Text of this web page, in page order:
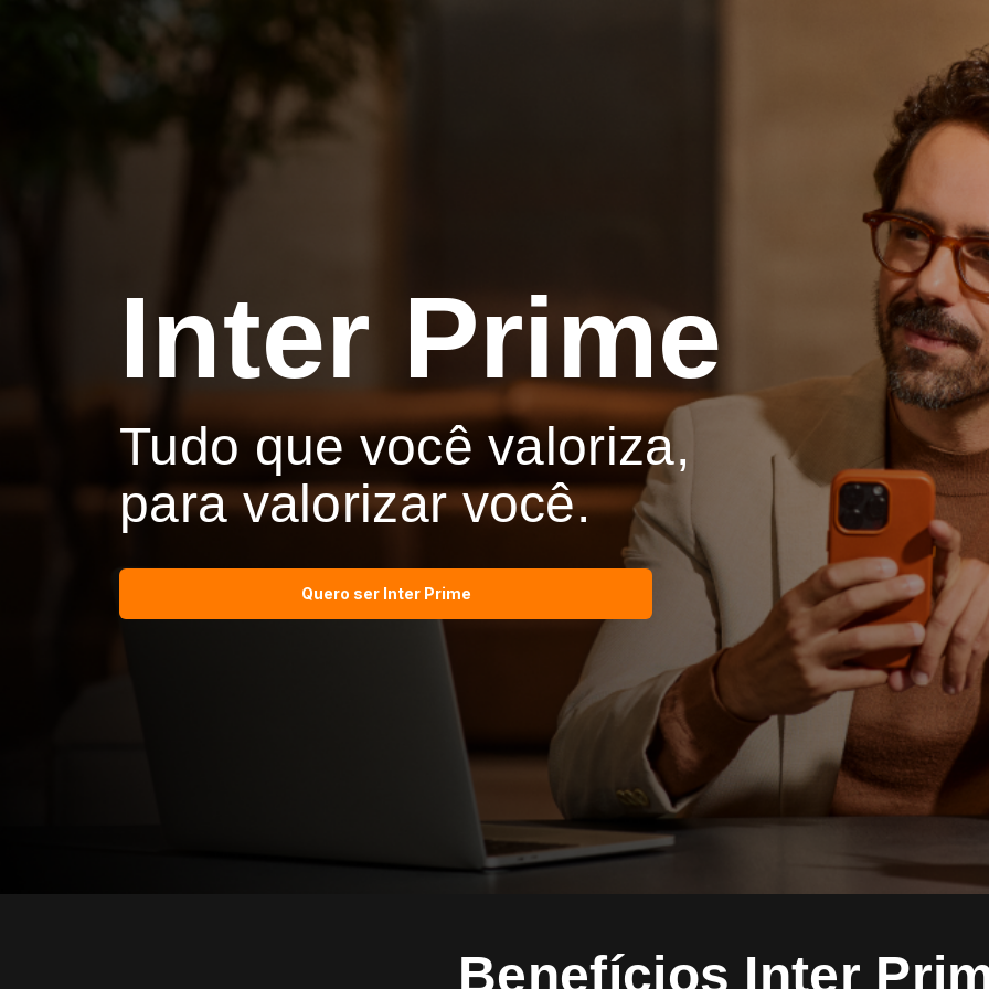
Inter Prime
Tudo que você valoriza,
para valorizar você.
Quero ser Inter Prime
Benefícios Inter